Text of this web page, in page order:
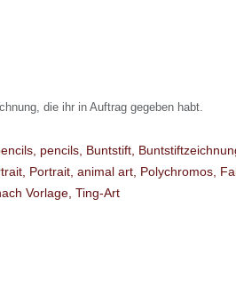
die ihr in Auftrag gegeben habt.